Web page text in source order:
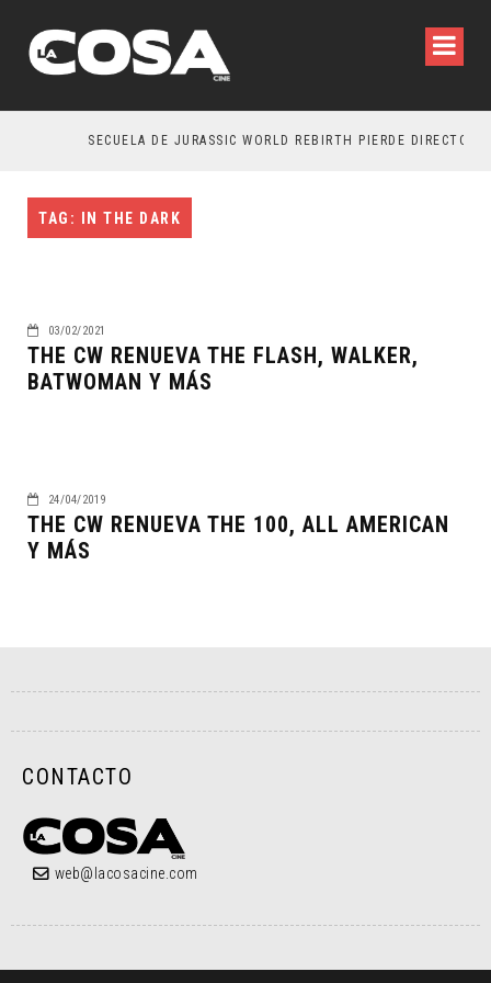
SECUELA DE JURASSIC WORLD REBIRTH PIERDE DIRECTOR
TAG: IN THE DARK
03/02/2021
THE CW RENUEVA THE FLASH, WALKER,
BATWOMAN Y MÁS
24/04/2019
THE CW RENUEVA THE 100, ALL AMERICAN
Y MÁS
CONTACTO
web@lacosacine.com